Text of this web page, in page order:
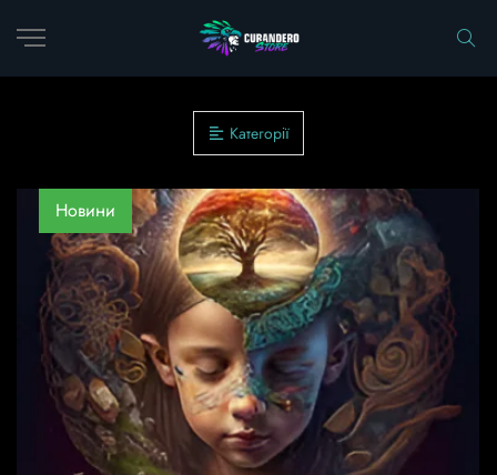
Категорії
Новини